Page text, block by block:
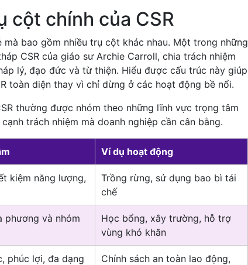
cột chính của CSR
bao gồm nhiều trụ cột khác nhau. Một trong những
CSR của giáo sư Archie Carroll, chia trách nhiệm
lý, đạo đức và từ thiện. Hiểu được cấu trúc này giúp
toàn diện thay vì chỉ dừng ở các hoạt động bề nổi.
thường được nhóm theo những lĩnh vực trọng tâm
trách nhiệm mà doanh nghiệp cần cân bằng.
Ví dụ hoạt động
kiệm năng lượng,
Trồng rừng, sử dụng bao bì tái
chế
và nhóm
Học bổng, xây trường, hỗ trợ
vùng khó khăn
phúc lợi, đa dạng
Chính sách an toàn lao động,